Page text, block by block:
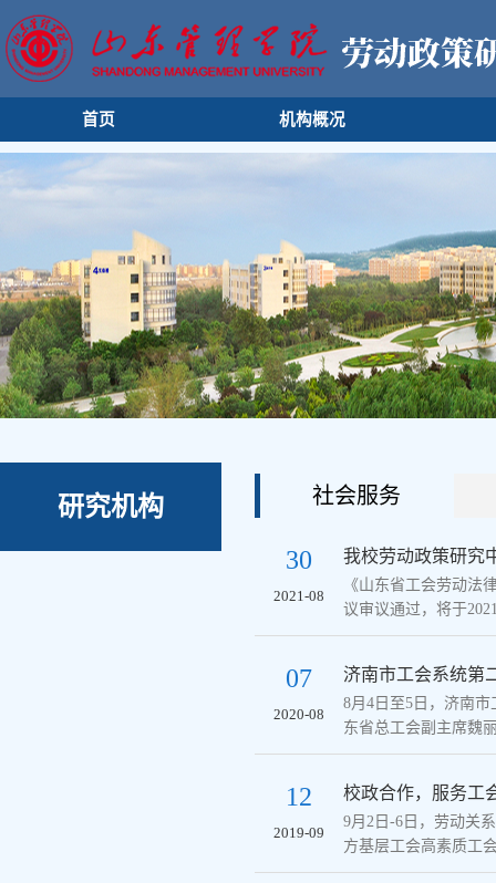
首页 机构概况
研究机构 社会服务
30
2021-08
我校劳动政策研究
《山东省工会劳动法
议审议通过，将于
07
2020-08
济南市工会系统第
8月4日至5日，济南
东省总工会副主席魏
12
2019-09
校政合作，服务工
9月2日-6日，劳动关
方基层工会高素质工